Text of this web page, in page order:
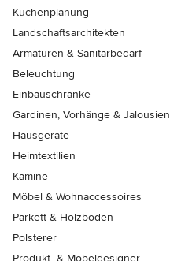
Küchenplanung
Landschaftsarchitekten
Armaturen & Sanitärbedarf
Beleuchtung
Einbauschränke
Gardinen, Vorhänge & Jalousien
Hausgeräte
Heimtextilien
Kamine
Möbel & Wohnaccessoires
Parkett & Holzböden
Polsterer